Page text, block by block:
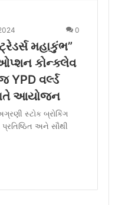
0
મહાકુંભ”
કોન્ક્લેવ
YPD વર્લ્ડ
આયોજન
સ્ટોક બ્રોકિંગ
અને સૌથી